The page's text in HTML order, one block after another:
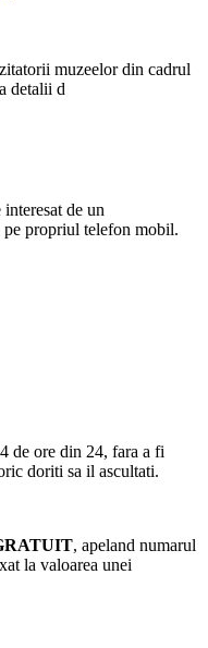
muzeelor din cadrul
detalii d
de un
propriul telefon mobil.
de ore din 24, fara a fi
doriti sa il ascultati.
, apeland numarul
la valoarea unei